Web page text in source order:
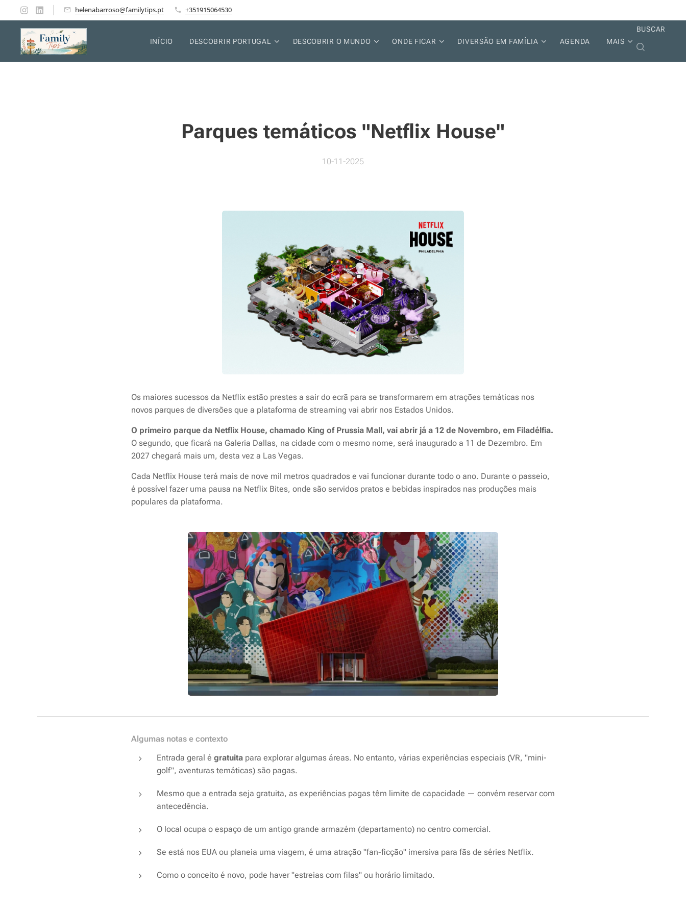
helenabarroso@familytips.pt +351915064530
INÍCIO DESCOBRIR PORTUGAL DESCOBRIR O MUNDO ONDE FICAR DIVERSÃO EM FAMÍLIA AGENDA MAIS
BUSCAR
Parques temáticos "Netflix House"
10-11-2025
Os maiores sucessos da Netflix estão prestes a sair do ecrã para se transformarem em atrações temáticas nos
novos parques de diversões que a plataforma de streaming vai abrir nos Estados Unidos.
O primeiro parque da Netflix House, chamado King of Prussia Mall, vai abrir já a 12 de Novembro, em Filadélfia.
O segundo, que ficará na Galeria Dallas, na cidade com o mesmo nome, será inaugurado a 11 de Dezembro. Em
2027 chegará mais um, desta vez a Las Vegas.
Cada Netflix House terá mais de nove mil metros quadrados e vai funcionar durante todo o ano. Durante o passeio,
é possível fazer uma pausa na Netflix Bites, onde são servidos pratos e bebidas inspirados nas produções mais
populares da plataforma.
Algumas notas e contexto
Entrada geral é gratuita para explorar algumas áreas. No entanto, várias experiências especiais (VR, "mini-
golf", aventuras temáticas) são pagas.
Mesmo que a entrada seja gratuita, as experiências pagas têm limite de capacidade — convém reservar com
antecedência.
O local ocupa o espaço de um antigo grande armazém (departamento) no centro comercial.
Se está nos EUA ou planeia uma viagem, é uma atração "fan-ficção" imersiva para fãs de séries Netflix.
Como o conceito é novo, pode haver "estreias com filas" ou horário limitado.